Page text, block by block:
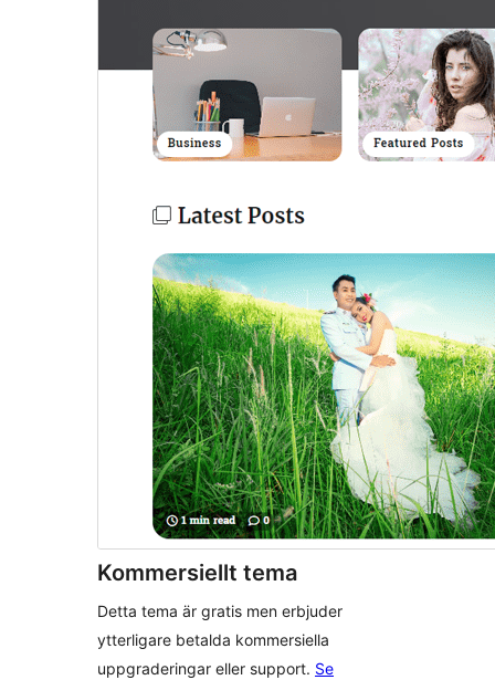
Kommersiellt tema
Detta tema är gratis men erbjuder
ytterligare betalda kommersiella
uppgraderingar eller support. Se